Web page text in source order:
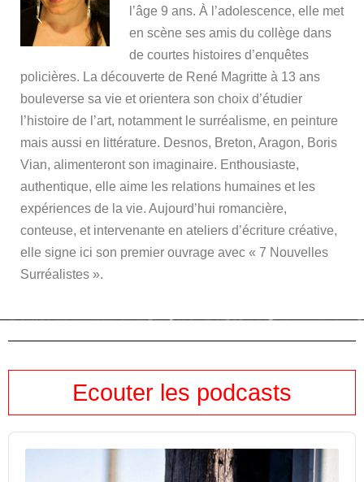
l’âge 9 ans. À l’adolescence, elle met
en scène ses amis du collège dans
de courtes histoires d’enquêtes
policières. La découverte de René Magritte à 13 ans
bouleverse sa vie et orientera son choix d’étudier
l’histoire de l’art, notamment le surréalisme, en peinture
mais aussi en littérature. Desnos, Breton, Aragon, Boris
Vian, alimenteront son imaginaire. Enthousiaste,
authentique, elle aime les relations humaines et les
expériences de la vie. Aujourd’hui romancière,
conteuse, et intervenante en ateliers d’écriture créative,
elle signe ici son premier ouvrage avec « 7 Nouvelles
Surréalistes ».
Ecouter les podcasts
Audio